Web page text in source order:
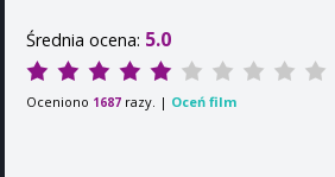
Średnia ocena: 5.0
Oceniono 1687 razy. | Oceń film